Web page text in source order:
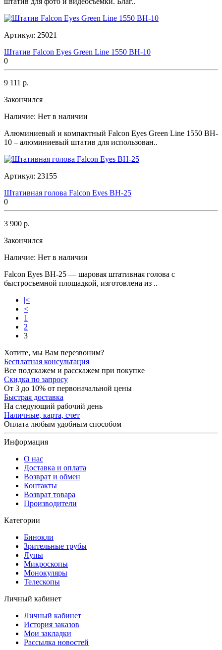
Артикул: 25021
Штатив Falcon Eyes Green Line 1550 BH-10
0
9 111 р.
Закончился
Наличие: Нет в наличии
Алюминиевый и компактный Falcon Eyes Green Line 1550 BH-
10 – алюминиевый штатив для использован..
Артикул: 23155
Штативная голова Falcon Eyes BH-25
0
3 900 р.
Закончился
Наличие: Нет в наличии
Falcon Eyes ВН-25 — шаровая штативная голова с
быстросъемной площадкой, изготовлена из ..
|<
<
1
2
3
Хотите, мы Вам перезвоним?
Бесплатная консультация
Все подскажем и расскажем при покупке
Скидка по запросу
От 3 до 10% от первоначальной цены
Быстрая доставка
На следующий рабочий день
Наличные, карта, счет
Оплата любым удобным способом
Информация
О нас
Доставка и оплата
Возврат и обмен
Контакты
Возврат товара
Производители
Категории
Бинокли
Зрительные трубы
Лупы
Микроскопы
Монокуляры
Телескопы
Личный кабинет
Личный кабинет
История заказов
Мои закладки
Рассылка новостей